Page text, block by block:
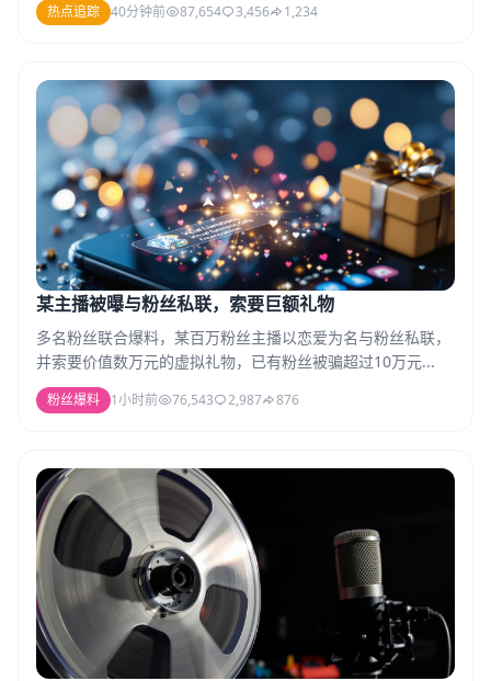
热点追踪 40分钟前 87,654 3,456 1,234
某主播被曝与粉丝私联，索要巨额礼物
多名粉丝联合爆料，某百万粉丝主播以恋爱为名与粉丝私联，
并索要价值数万元的虚拟礼物，已有粉丝被骗超过10万元...
粉丝爆料 1小时前 76,543 2,987 876